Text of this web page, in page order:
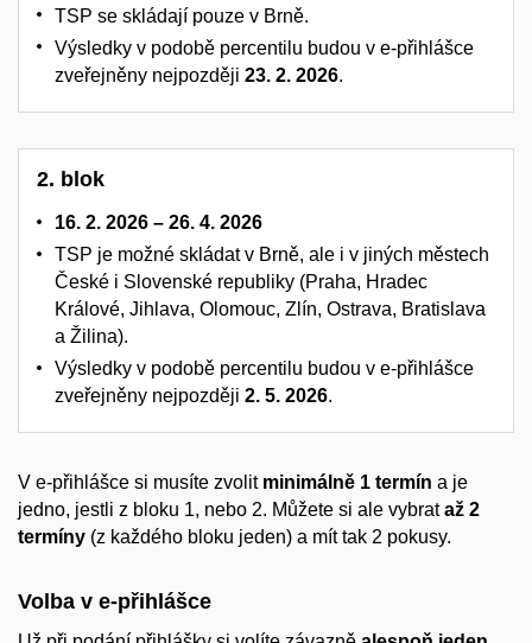
TSP se skládají pouze v Brně.
Výsledky v podobě percentilu budou v e-přihlášce
zveřejněny nejpozději 23. 2. 2026.
2. blok
16. 2. 2026 – 26. 4. 2026
TSP je možné skládat v Brně, ale i v jiných městech
České i Slovenské republiky (Praha, Hradec
Králové, Jihlava, Olomouc, Zlín, Ostrava, Bratislava
a Žilina).
Výsledky v podobě percentilu budou v e-přihlášce
zveřejněny nejpozději 2. 5. 2026.
V e-přihlášce si musíte zvolit minimálně 1 termín a je
jedno, jestli z bloku 1, nebo 2. Můžete si ale vybrataž 2
termíny (z každého bloku jeden) a mít tak 2 pokusy.
Volba v e-přihlášce